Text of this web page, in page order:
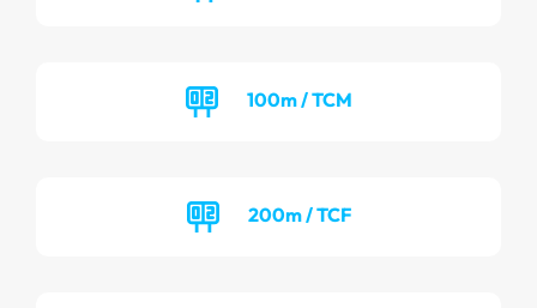
100m / TCM
200m / TCF